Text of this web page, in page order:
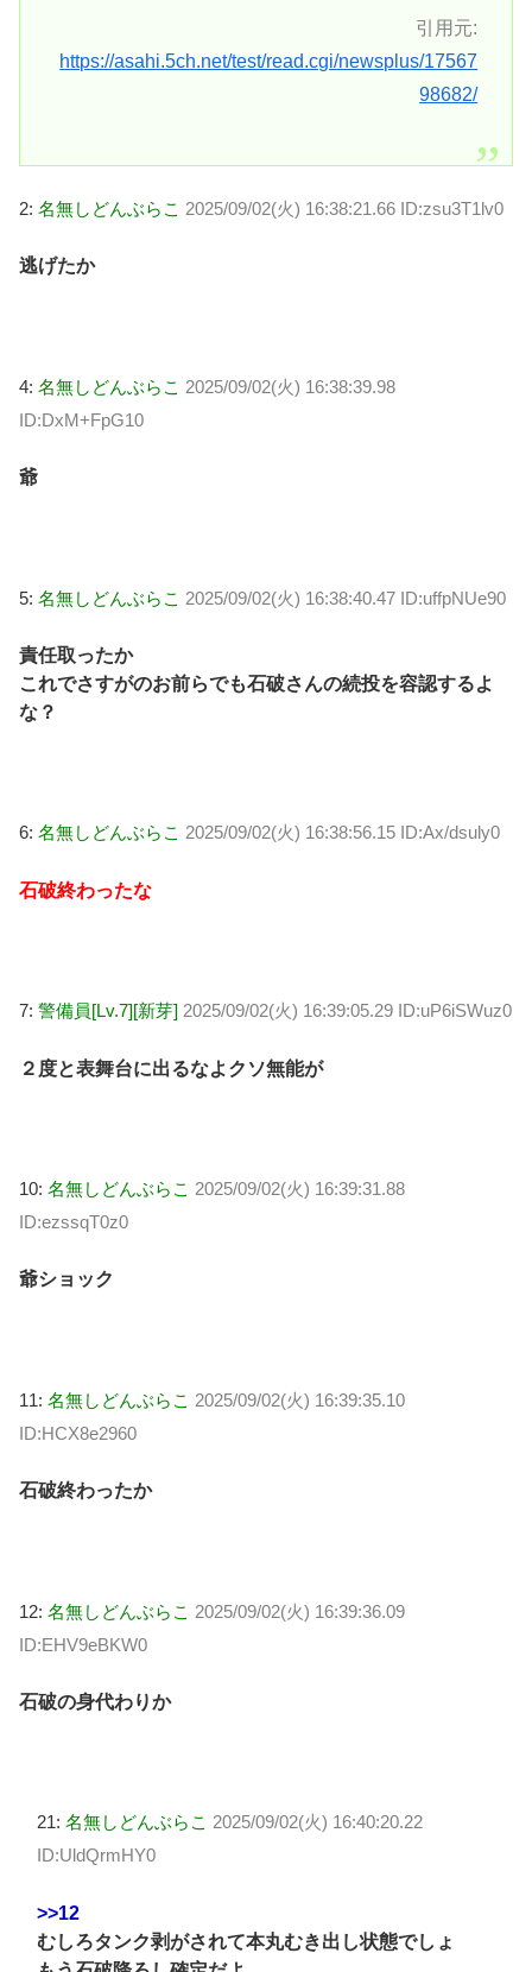
引用元:
https://asahi.5ch.net/test/read.cgi/newsplus/17567
98682/
2: 名無しどんぶらこ 2025/09/02(火) 16:38:21.66 ID:zsu3T1lv0
逃げたか
4: 名無しどんぶらこ 2025/09/02(火) 16:38:39.98
ID:DxM+FpG10
爺
5: 名無しどんぶらこ 2025/09/02(火) 16:38:40.47 ID:uffpNUe90
責任取ったか
これでさすがのお前らでも石破さんの続投を容認するよ
な？
6: 名無しどんぶらこ 2025/09/02(火) 16:38:56.15 ID:Ax/dsuly0
石破終わったな
7: 警備員[Lv.7][新芽] 2025/09/02(火) 16:39:05.29 ID:uP6iSWuz0
２度と表舞台に出るなよクソ無能が
10: 名無しどんぶらこ 2025/09/02(火) 16:39:31.88
ID:ezssqT0z0
爺ショック
11: 名無しどんぶらこ 2025/09/02(火) 16:39:35.10
ID:HCX8e2960
石破終わったか
12: 名無しどんぶらこ 2025/09/02(火) 16:39:36.09
ID:EHV9eBKW0
石破の身代わりか
21: 名無しどんぶらこ 2025/09/02(火) 16:40:20.22
ID:UldQrmHY0
>>12
むしろタンク剥がされて本丸むき出し状態でしょ